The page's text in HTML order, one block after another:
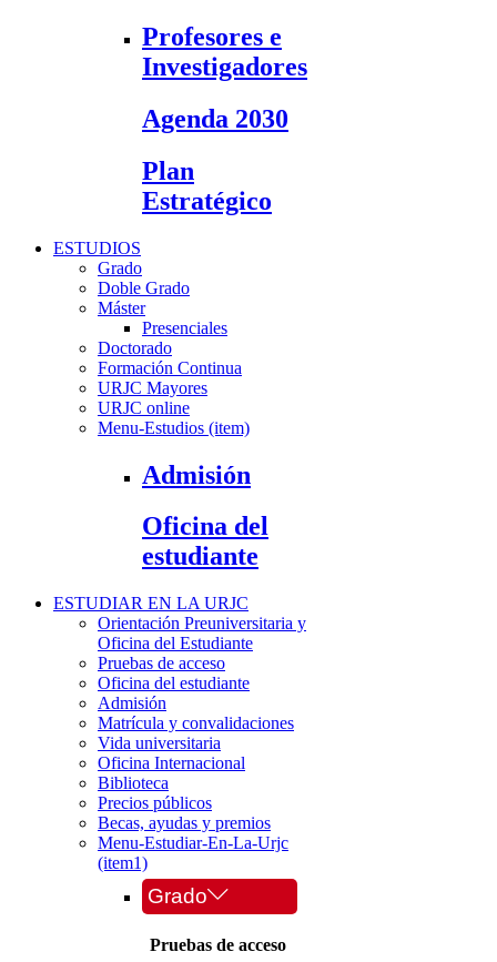
Profesores e
Investigadores
Agenda 2030
Plan
Estratégico
ESTUDIOS
Grado
Doble Grado
Máster
Presenciales
Doctorado
Formación Continua
URJC Mayores
URJC online
Menu-Estudios (item)
Admisión
Oficina del
estudiante
ESTUDIAR EN LA URJC
Orientación Preuniversitaria y
Oficina del Estudiante
Pruebas de acceso
Oficina del estudiante
Admisión
Matrícula y convalidaciones
Vida universitaria
Oficina Internacional
Biblioteca
Precios públicos
Becas, ayudas y premios
Menu-Estudiar-En-La-Urjc
(item1)
Grado
Pruebas de acceso